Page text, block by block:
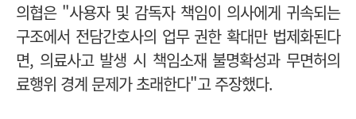
의협은 "사용자 및 감독자 책임이 의사에게 귀속되는
구조에서 전담간호사의 업무 권한 확대만 법제화된다
면, 의료사고 발생 시 책임소재 불명확성과 무면허의
료행위 경계 문제가 초래한다"고 주장했다.